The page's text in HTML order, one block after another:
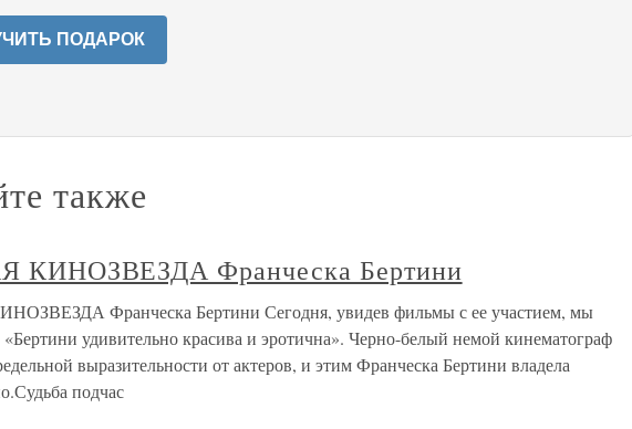
ПОДАРОК
также
КИНОЗВЕЗДА Франческа Бертини
Франческа Бертини Сегодня, увидев фильмы с ее участием, мы
«Бертини удивительно красива и эротична». Черно-белый немой кинематограф
выразительности от актеров, и этим Франческа Бертини владела
подчас